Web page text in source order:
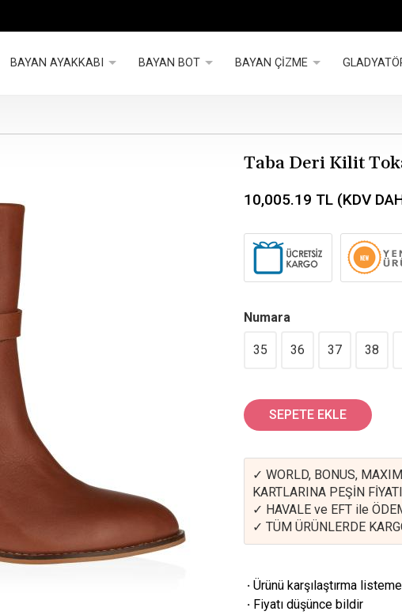
BAYAN AYAKKABI BAYAN BOT BAYAN ÇİZME
Taba Deri Kilit
10,005.19 TL (KDV
Numara
35 36 37 38
SEPETE EKLE
✓ WORLD, BONUS,
KARTLARINA PEŞİN
✓ HAVALE ve EFT ile
✓ TÜM ÜRÜNLERDE
·Ürünü karşılaştırma
· Fiyatı düşünce bildir